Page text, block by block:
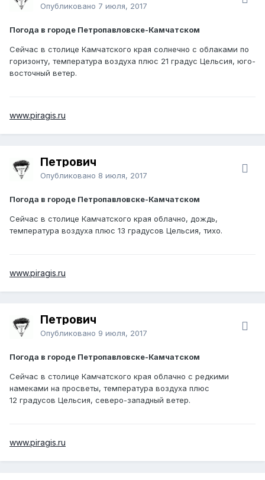
Опубликовано 7 июля, 2017
Погода в городе Петропавловске-Камчатском
Сейчас в столице Камчатского края солнечно с облаками по
горизонту, температура воздуха плюс 21 градус Цельсия, юго-
восточный ветер.
www.piragis.ru
Петрович
Опубликовано 8 июля, 2017
Погода в городе Петропавловске-Камчатском
Сейчас в столице Камчатского края облачно, дождь,
температура воздуха плюс 13 градусов Цельсия, тихо.
www.piragis.ru
Петрович
Опубликовано 9 июля, 2017
Погода в городе Петропавловске-Камчатском
Сейчас в столице Камчатского края облачно с редкими
намеками на просветы, температура воздуха плюс
12 градусов Цельсия, северо-западный ветер.
www.piragis.ru